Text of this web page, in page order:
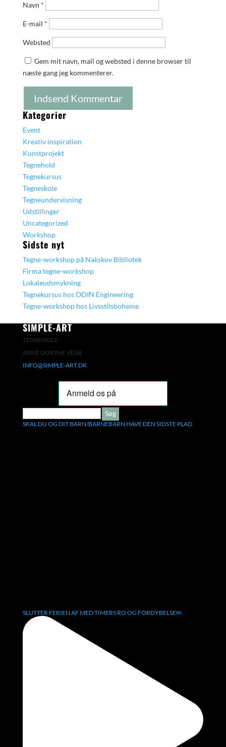
Navn *
E-mail *
Websted
Gem mit navn, mail og websted i denne browser til
næste gang jeg kommenterer.
Kategorier
Event
Kreativ inspiration
Kunstprojekt
Tegnehold
Tegnekursus
Tegneskole
Tegneundervisning
Udstillinger
Uncategorized
Workshop
Sidste nyt
Tegne-workshop på Nakskov Bibliotek
Firma tegne-workshop
Lokaleudsmykning
Tegnekursus hos ODIN Engineering
Tegne-workshop hos Livsstilsboheme
SIMPLE-ART
TEGNESKOLE
ANNE DORTHE VEISE
INFO@SIMPLE-ART.DK
SØG
EFTER:
SKAL DU OG DIT BARN/BARNEBARN HAVE DEN SIDSTE PLAD
SLUTTER FERIEN AF MED TIMERS RO OG FORDYBELSE✏️.